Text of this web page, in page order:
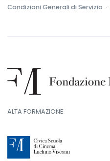
Condizioni Generali di Servizio ·
ALTA FORMAZIONE